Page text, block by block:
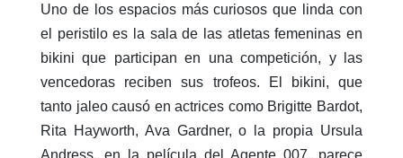
Uno de los espacios más curiosos que linda con
el peristilo es la sala de las atletas femeninas en
bikini que participan en una competición, y las
vencedoras reciben sus trofeos. El bikini, que
tanto jaleo causó en actrices como Brigitte Bardot,
Rita Hayworth, Ava Gardner, o la propia Ursula
Andress, en la película del Agente 007, parece